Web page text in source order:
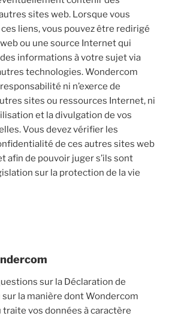
sites web. Lorsque vous
ces liens, vous pouvez être redirigé
ou une source Internet qui
informations à votre sujet via
technologies. Wondercom
ni n’exerce de
sites ou ressources Internet, ni
et la divulgation de vos
Vous devez vérifier les
de ces autres sites web
afin de pouvoir juger s’ils sont
sur la protection de la vie
sur la Déclaration de
la manière dont Wondercom
vos données à caractère